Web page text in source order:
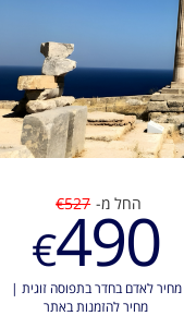
החל מ- €527
€490
מחיר לאדם בחדר בתפוסה זוגית |
מחיר להזמנות באתר